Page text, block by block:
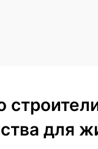
для